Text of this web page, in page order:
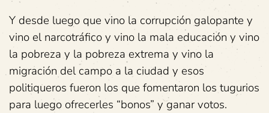
Y desde luego que vino la corrupción galopante y
vino el narcotráfico y vino la mala educación y vino
la pobreza y la pobreza extrema y vino la
migración del campo a la ciudad y esos
politiqueros fueron los que fomentaron los tugurios
para luego ofrecerles “bonos” y ganar votos.